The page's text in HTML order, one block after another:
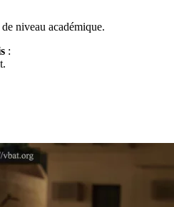
niveau académique.
: